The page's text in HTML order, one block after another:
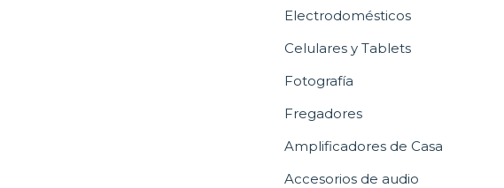
Electrodomésticos
Celulares y Tablets
Fotografía
Fregadores
Amplificadores de Casa
Accesorios de audio